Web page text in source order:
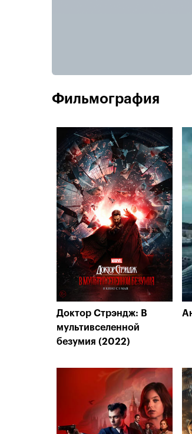
Фильмография
Доктор Стрэндж: В
мультивселенной
безумия (2022)